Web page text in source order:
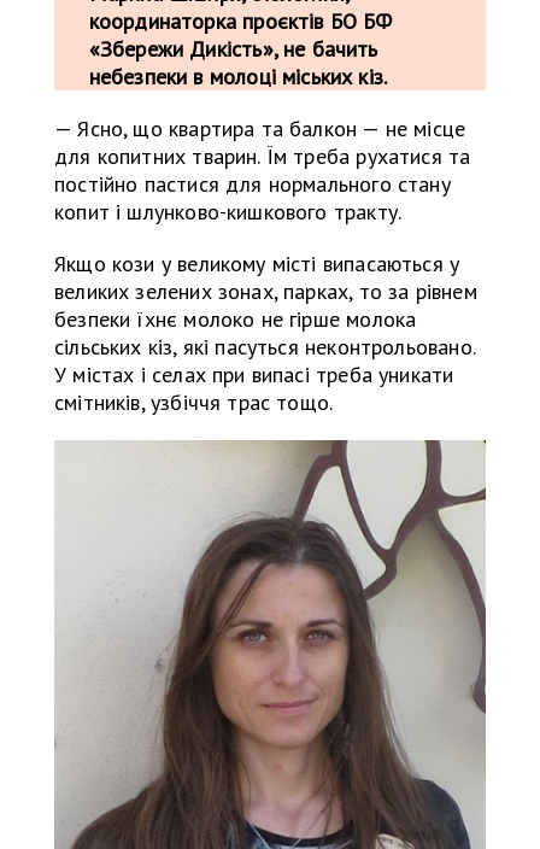
координаторка проєктів БО БФ
«Збережи Дикість», не бачить
небезпеки в молоці міських кіз.
— Ясно, що квартира та балкон — не місце
для копитних тварин. Їм треба рухатися та
постійно пастися для нормального стану
копит і шлунково-кишкового тракту.
Якщо кози у великому місті випасаються у
великих зелених зонах, парках, то за рівнем
безпеки їхнє молоко не гірше молока
сільських кіз, які пасуться неконтрольовано.
У містах і селах при випасі треба уникати
смітників, узбіччя трас тощо.